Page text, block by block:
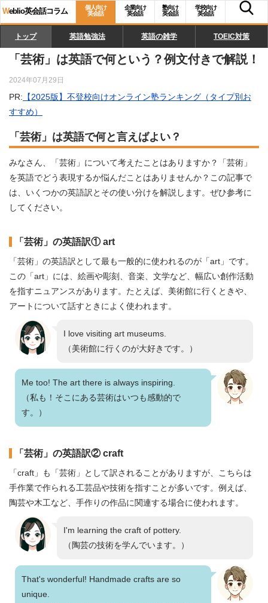
Weblio英会話コラム
個人向け
英会話
企業向け
英会話
塾向け
英会話
学校向け
英会話
トップ 英語勉強法 英語の雑学 TOEIC対策
「芸術」は英語で何という？例文付きで解説！
2024年07月29日
PR: 【2025版】不登校向けオンライン塾ランキング（タイプ別お
すすめ）
「芸術」は英語で何と言えばよい？
みなさん、「芸術」について考えたことはありますか？「芸術」
を英語でどう表現するか悩んだことはありませんか？この記事で
は、いくつかの英語訳とその使い分けを解説します。ぜひ参考に
してください。
「芸術」の英語訳① art
「芸術」の英語訳として最も一般的に使われるのが「art」です。
この「art」には、絵画や彫刻、音楽、文学など、幅広い創作活動
を指すニュアンスがあります。たとえば、美術館に行くときや、
アートについて話すときによく使われます。
I love visiting art museums.
（美術館に行くのが大好きです。）
Me too! The art there is always inspiring.
（私も！そこにある芸術はいつも感動的で
す。）
「芸術」の英語訳② craft
「craft」も「芸術」として訳されることがありますが、こちらは
手作業で作られる工芸品や技術を指すことが多いです。例えば、
陶芸や木工など、手作りの作品に関連する場合に使われます。
I'm learning the craft of pottery.
（陶芸の技術を学んでいます。）
That's wonderful! Handmade crafts are so
unique.